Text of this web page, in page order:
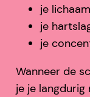
je
je
je
Wanneer de
je je